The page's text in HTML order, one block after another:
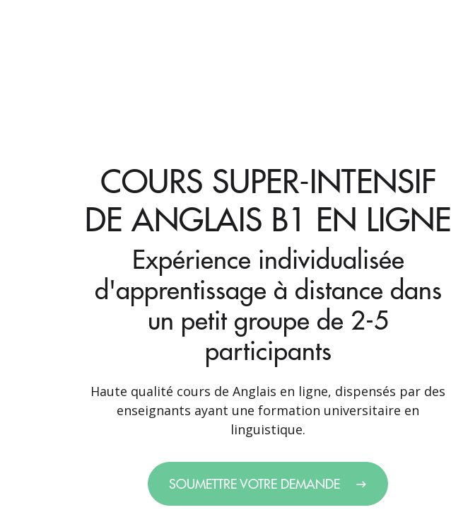
COURS SUPER-INTENSIF
DE ANGLAIS B1 EN LIGNE
Expérience individualisée
d'apprentissage à distance dans
un petit groupe de 2-5
participants
Haute qualité cours de Anglais en ligne, dispensés par des
enseignants ayant une formation universitaire en
linguistique.
SOUMETTRE VOTRE DEMANDE